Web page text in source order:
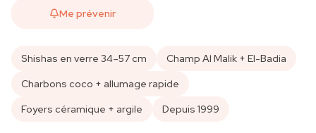
Me prévenir
Shishas en verre 34–57 cm
Champ Al Malik + El-Badia
Charbons coco + allumage rapide
Foyers céramique + argile
Depuis 1999